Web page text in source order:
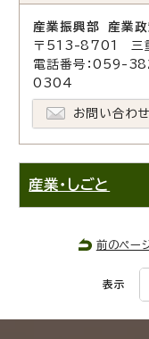
産業振興部 産業政
〒513-8701 三重
電話番号：059-
0304
お問い合わ
産業・しごと
前のペー
表示